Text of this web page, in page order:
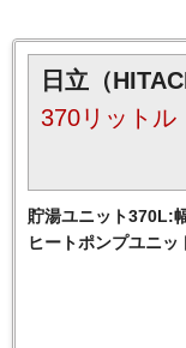
日立（
370リットル
貯湯ユニット370L:
ヒートポンプユニ